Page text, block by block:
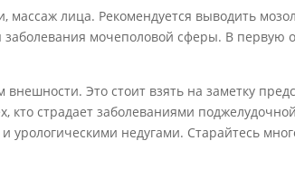
лица. Рекомендуется выводить
заболевания мочеполовой сферы. В первую
Это стоит взять на заметку
кто страдает заболеваниями
недугами. Старайтесь